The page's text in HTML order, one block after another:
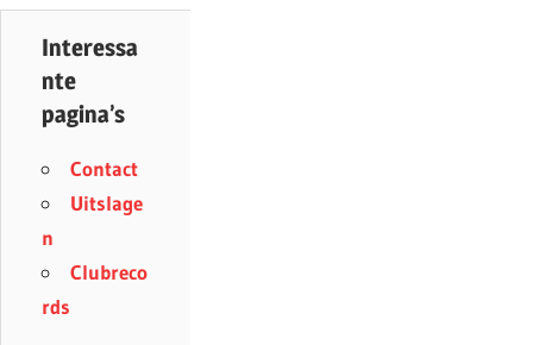
Interessa
nte
pagina’s
Contact
Uitslage
n
Clubreco
rds